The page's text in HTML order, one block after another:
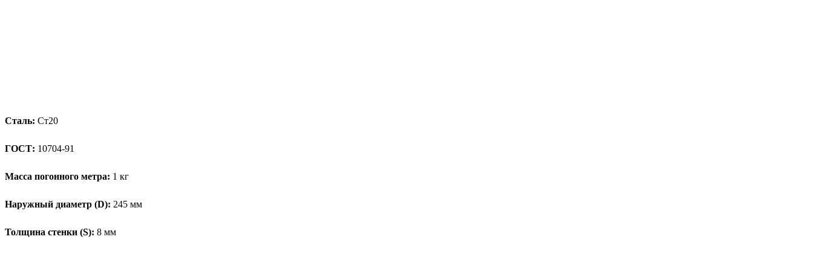
Сталь: Ст20
ГОСТ: 10704-91
Масса погонного метра: 1 кг
Наружный диаметр (D): 245 мм
Толщина стенки (S): 8 мм